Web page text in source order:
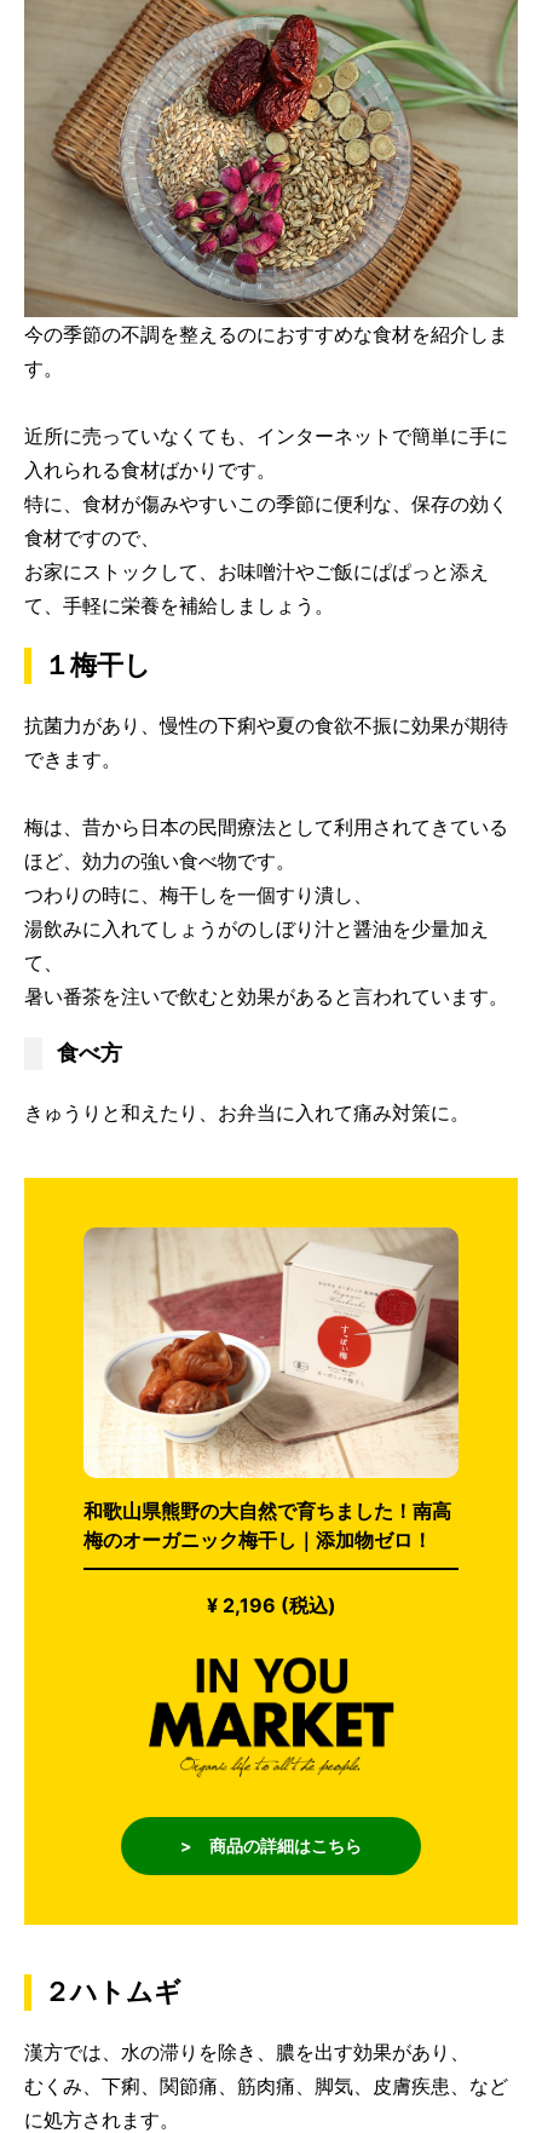
今の季節の不調を整えるのにおすすめな食材を紹介しま
す。
近所に売っていなくても、インターネットで簡単に手に
入れられる食材ばかりです。
特に、食材が傷みやすいこの季節に便利な、保存の効く
食材ですので、
お家にストックして、お味噌汁やご飯にぱぱっと添え
て、手軽に栄養を補給しましょう。
１梅干し
抗菌力があり、慢性の下痢や夏の食欲不振に効果が期待
できます。
梅は、昔から日本の民間療法として利用されてきている
ほど、効力の強い食べ物です。
つわりの時に、梅干しを一個すり潰し、
湯飲みに入れてしょうがのしぼり汁と醤油を少量加え
て、
暑い番茶を注いで飲むと効果があると言われています。
食べ方
きゅうりと和えたり、お弁当に入れて痛み対策に。
和歌山県熊野の大自然で育ちました！南高
梅のオーガニック梅干し｜添加物ゼロ！
¥ 2,196 (税込)
> 商品の詳細はこちら
２ハトムギ
漢方では、水の滞りを除き、膿を出す効果があり、
むくみ、下痢、関節痛、筋肉痛、脚気、皮膚疾患、など
に処方されます。